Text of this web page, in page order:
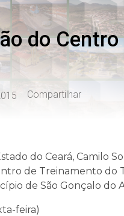
do
Compartilhar
do Ceará, Camilo
de Treinamento do
de São Gonçalo do
feira)